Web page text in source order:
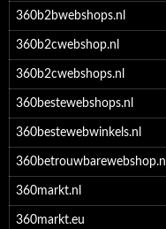
360b2bwebshops.nl
360b2cwebshop.nl
360b2cwebshops.nl
360bestewebshops.nl
360bestewebwinkels.nl
360betrouwbarewebshop.nl
360markt.nl
360markt.eu